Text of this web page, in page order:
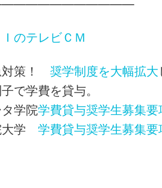
のテレビＣＭ
対策！奨学制度を大幅拡大
で学費を貸与。
学院学費貸与奨学生募集要
大学学費貸与奨学生募集要